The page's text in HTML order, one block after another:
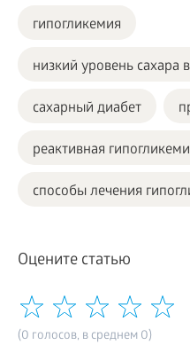
гипогликемия
низкий уровень сахара
сахарный диабет
реактивная
способы лечения
Оцените статью
(0 голосов, в среднем 0)